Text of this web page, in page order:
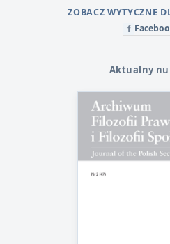
ZOBACZ WYTYCZNE
f
Aktualny